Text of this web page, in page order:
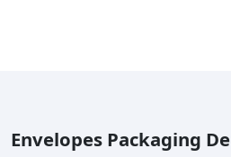
Envelopes Packaging